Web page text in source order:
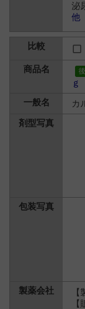
泌
他
ｇ
カ